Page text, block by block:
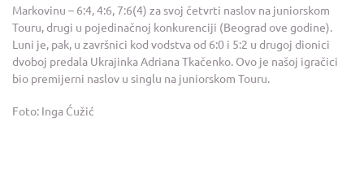
Markovinu – 6:4, 4:6, 7:6(4) za svoj četvrti naslov na juniorskom
Touru, drugi u pojedinačnoj konkurenciji (Beograd ove godine).
Luni je, pak, u završnici kod vodstva od 6:0 i 5:2 u drugoj dionici
dvoboj predala Ukrajinka Adriana Tkačenko. Ovo je našoj igračici
bio premijerni naslov u singlu na juniorskom Touru.
Foto: Inga Ćužić